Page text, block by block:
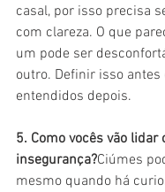
casal, por isso precisa
com clareza. O que
um pode ser
outro. Definir isso
entendidos depois.
5. Como vocês vão
insegurança?Ciúmes
mesmo quando há